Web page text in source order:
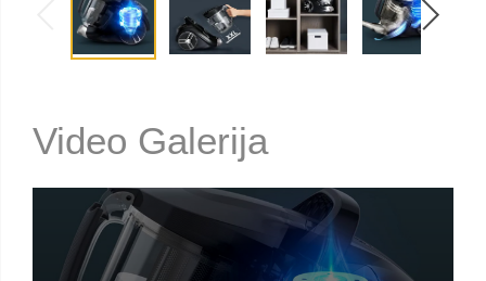
Video Galerija